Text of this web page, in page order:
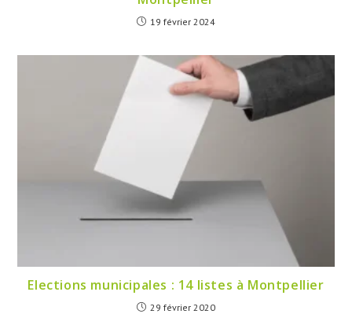
19 février 2024
Elections municipales : 14 listes à Montpellier
29 février 2020